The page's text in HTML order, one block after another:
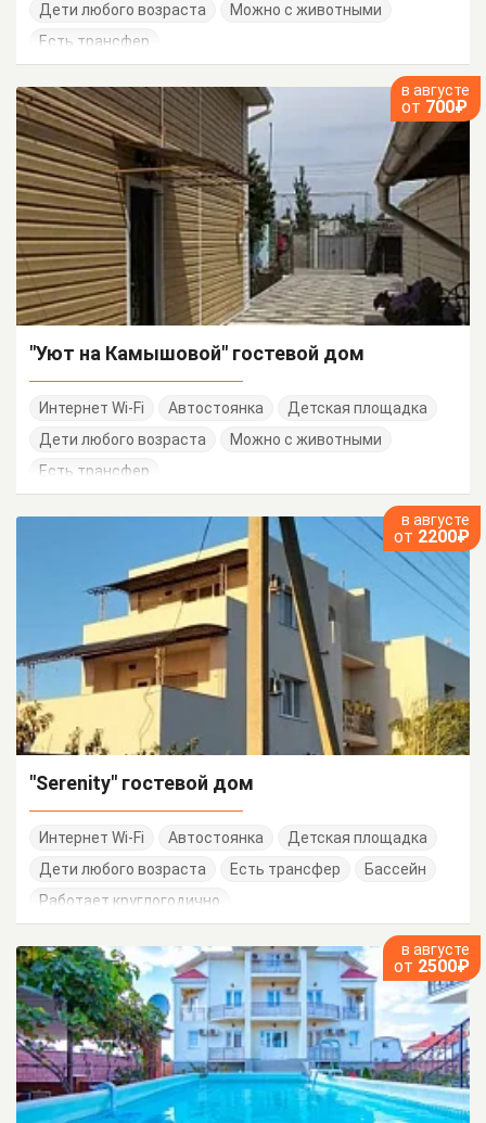
Дети любого возраста
Можно с животными
Есть трансфер
в августе
от 700₽
"Уют на Камышовой" гостевой дом
Интернет Wi-Fi Автостоянка
Детская площадка
Дети любого возраста
Можно с животными
Есть трансфер
в августе
от 2200₽
"Serenity" гостевой дом
Интернет Wi-Fi Автостоянка
Детская площадка
Дети любого возраста
Есть трансфер
Бассейн
Работает круглогодично
в августе
от 2500₽